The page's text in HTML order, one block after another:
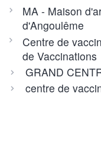
MA - Maison
d'Angoulême
Centre de
de Vaccinations
GRAND
centre de